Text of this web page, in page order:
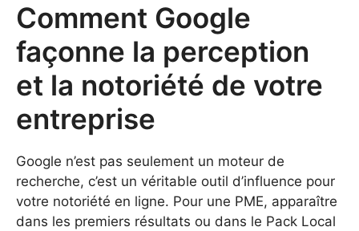
Comment Google
façonne la perception
et la notoriété de votre
entreprise
Google n’est pas seulement un moteur de
recherche, c’est un véritable outil d’influence pour
votre notoriété en ligne. Pour une PME, apparaître
dans les premiers résultats ou dans le Pack Local